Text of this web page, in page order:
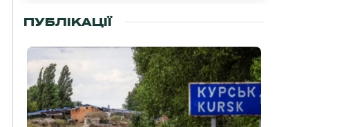
ПУБЛІКАЦІЇ